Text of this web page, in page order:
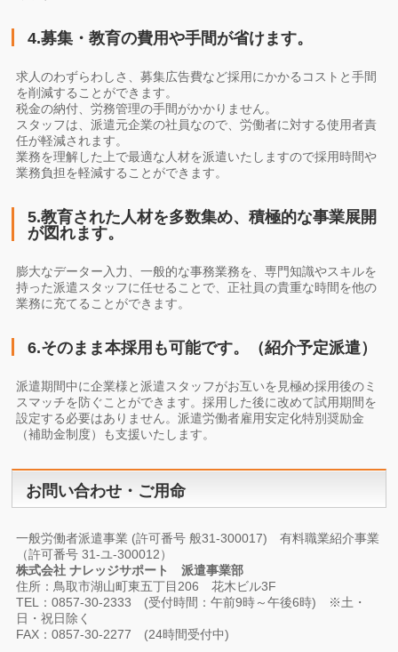
4.募集・教育の費用や手間が省けます。
求人のわずらわしさ、募集広告費など採用にかかるコストと手間
を削減することができます。
税金の納付、労務管理の手間がかかりません。
スタッフは、派遣元企業の社員なので、労働者に対する使用者責
任が軽減されます。
業務を理解した上で最適な人材を派遣いたしますので採用時間や
業務負担を軽減することができます。
5.教育された人材を多数集め、積極的な事業展開
が図れます。
膨大なデーター入力、一般的な事務業務を、専門知識やスキルを
持った派遣スタッフに任せることで、正社員の貴重な時間を他の
業務に充てることができます。
6.そのまま本採用も可能です。（紹介予定派遣）
派遣期間中に企業様と派遣スタッフがお互いを見極め採用後のミ
スマッチを防ぐことができます。採用した後に改めて試用期間を
設定する必要はありません。派遣労働者雇用安定化特別奨励金
（補助金制度）も支援いたします。
お問い合わせ・ご用命
一般労働者派遣事業 (許可番号 般31-300017) 有料職業紹介事業
（許可番号 31-ユ-300012）
株式会社 ナレッジサポート 派遣事業部
住所：鳥取市湖山町東五丁目206 花木ビル3F
TEL：0857-30-2333 (受付時間：午前9時～午後6時) ※土・
日・祝日除く
FAX：0857-30-2277 (24時間受付中)